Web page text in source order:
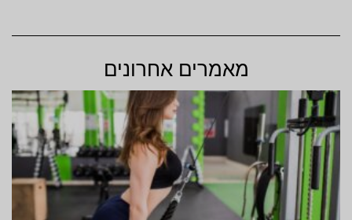
מאמרים אחרונים